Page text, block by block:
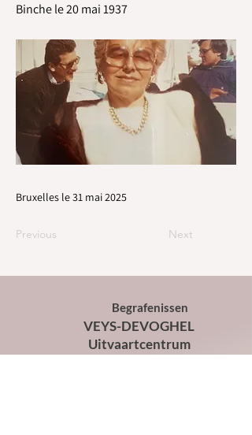
Binche le 20 mai 1937
Bruxelles le 31 mai 2025
Previous Next
Begrafenissen
VEYS-DEVOGHEL
Uitvaartcentrum